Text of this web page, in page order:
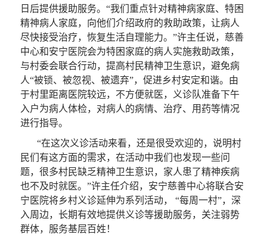
日后提供援助服务。“我们重点针对精神病家庭、特困
精神病人家庭，向他们介绍政府的救助政策，让病人
尽快接受治疗，恢复生活自理能力。”许主任说，慈善
中心和安宁医院会为特困家庭的病人实施救助政策，
与村委会联合行动，提高村民精神卫生意识，避免病
人“被锁、被忽视、被遗弃”，促进乡村安定和谐。由
于村里距离医院较远，不方便就医，义诊队准备下午
入户为病人体检，对病人的病情、治疗、用药等情况
进行指导。
“在这次义诊活动来看，还是很受欢迎的，说明村
民们有这方面的需求，在活动中我们也发现一些问
题，很多村民缺乏精神卫生意识，家人患了精神疾病
也不及时就医。”许主任介绍，安宁慈善中心将联合安
宁医院将乡村义诊延伸为系列活动，
“每周一村”，深
入周边，长期有效地提供义诊等援助服务，关注弱势
群体，服务基层百姓！